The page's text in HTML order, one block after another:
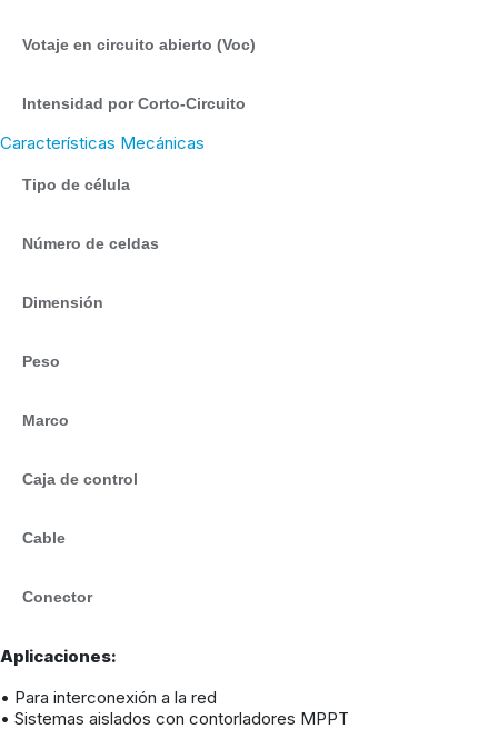
Votaje en circuito abierto (Voc)
Intensidad por Corto-Circuito
Características Mecánicas
Tipo de célula
Número de celdas
Dimensión
Peso
Marco
Caja de control
Cable
Conector
Aplicaciones:
• Para interconexión a la red
• Sistemas aislados con contorladores MPPT